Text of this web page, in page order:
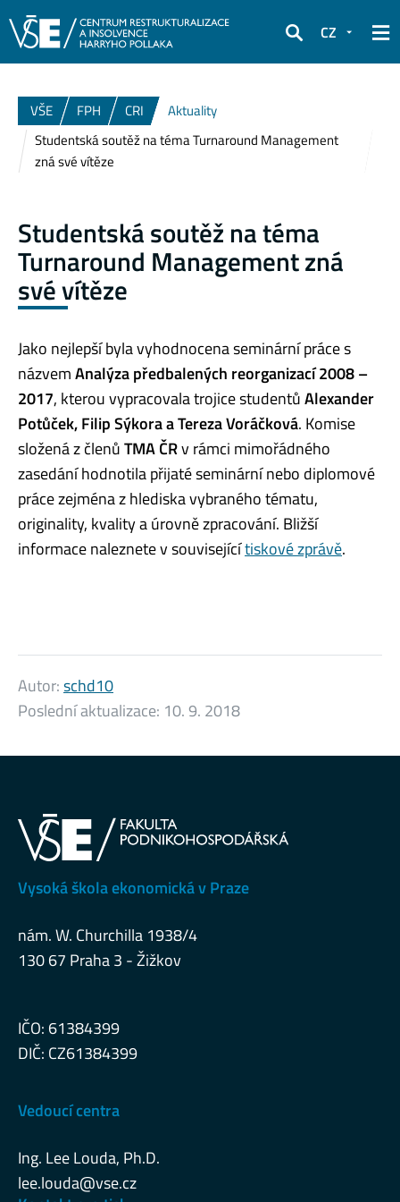
Hledat
CZ
VŠE FPH CRI
Aktuality
Studentská soutěž na téma Turnaround Management
zná své vítěze
Studentská soutěž na téma
Turnaround Management zná
své vítěze
Jako nejlepší byla vyhodnocena seminární práce s
názvemAnalýza předbalených reorganizací 2008 –
2017, kterou vypracovala trojice studentůAlexander
Potůček, Filip Sýkora a Tereza Voráčková. Komise
složená z členůTMA ČRv rámci mimořádného
zasedání hodnotila přijaté seminární nebo diplomové
práce zejména z hlediska vybraného tématu,
originality, kvality a úrovně zpracování. Bližší
informace naleznete v souvisejícítiskové zprávě.
Autor:schd10
Poslední aktualizace: 10. 9. 2018
Vysoká škola ekonomická v Praze
nám. W. Churchilla 1938/4
130 67 Praha 3 - Žižkov
IČO: 61384399
DIČ: CZ61384399
Vedoucí centra
Ing. Lee Louda, Ph.D.
lee.louda@vse.cz